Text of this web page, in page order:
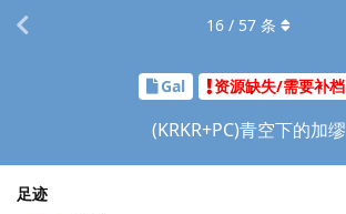
Gal 资源缺失/需要补档
(KRKR+PC)青空下的加缪
足迹
16 / 57 条